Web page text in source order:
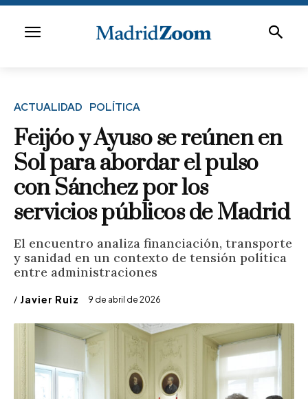
ACTUALIDAD POLÍTICA
Feijóo y Ayuso se reúnen en
Sol para abordar el pulso
con Sánchez por los
servicios públicos de Madrid
El encuentro analiza financiación, transporte
y sanidad en un contexto de tensión política
entre administraciones
/ Javier Ruiz 9 de abril de 2026